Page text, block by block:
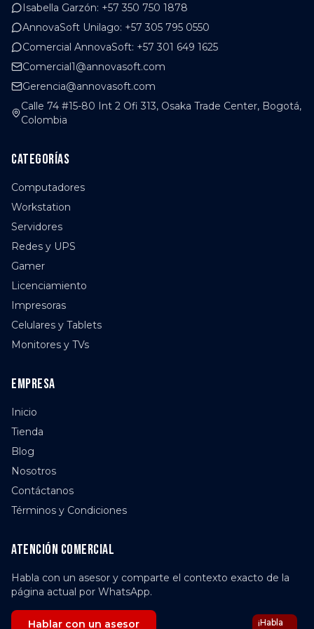
Isabella Garzón: +57 350 750 1878
AnnovaSoft Unilago: +57 305 795 0550
Comercial AnnovaSoft: +57 301 649 1625
Comercial1@annovasoft.com
Gerencia@annovasoft.com
Calle 74 #15-80 Int 2 Ofi 313, Osaka Trade Center, Bogotá,
Colombia
Categorías
Computadores
Workstation
Servidores
Redes y UPS
Gamer
Licenciamiento
Impresoras
Celulares y Tablets
Monitores y TVs
Empresa
Inicio
Tienda
Blog
Nosotros
Contáctanos
Términos y Condiciones
Atención comercial
Habla con un asesor y comparte el contexto exacto de la
página actual por WhatsApp.
Hablar con un asesor
¡Habla